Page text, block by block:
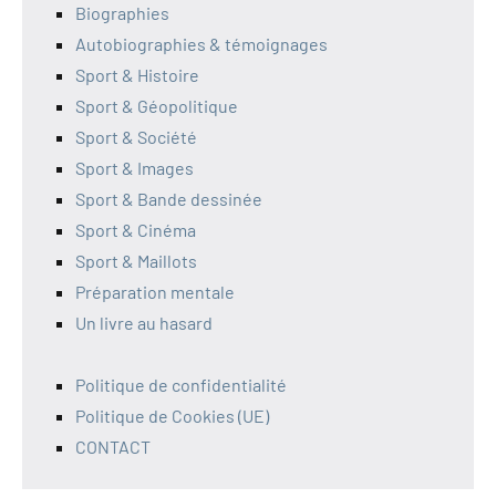
Biographies
Autobiographies & témoignages
Sport & Histoire
Sport & Géopolitique
Sport & Société
Sport & Images
Sport & Bande dessinée
Sport & Cinéma
Sport & Maillots
Préparation mentale
Un livre au hasard
Politique de confidentialité
Politique de Cookies (UE)
CONTACT